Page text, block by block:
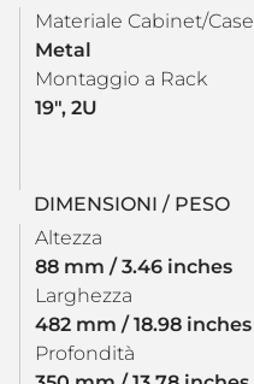
Materiale Cabinet/Case
Metal
Montaggio a Rack
19", 2U
DIMENSIONI / PESO
Altezza
88 mm / 3.46 inches
Larghezza
482 mm / 18.98 inches
Profondità